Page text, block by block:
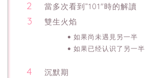
當多次看到”101″時的解讀
雙生火焰
如果尚未遇見另一半
如果已经认识了另一半
沉默期